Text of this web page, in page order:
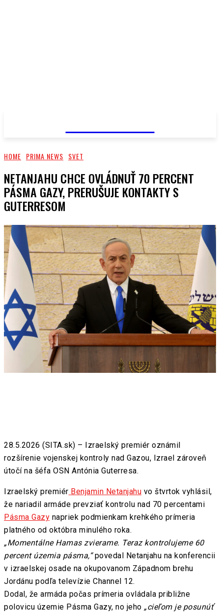
HOME PRIMA NEWS SVET
NETANJAHU CHCE OVLÁDNUŤ 70 PERCENT
PÁSMA GAZY, PRERUŠUJE KONTAKTY S
GUTERRESOM
28.5.2026 (SITA.sk) – Izraelský premiér oznámil
rozšírenie vojenskej kontroly nad Gazou, Izrael zároveň
útočí na šéfa OSN Antónia Guterresa.
Izraelský premiér Benjamin Netanjahu vo štvrtok vyhlásil,
že nariadil armáde prevziať kontrolu nad 70 percentami
Pásma Gazy napriek podmienkam krehkého prímeria
platného od októbra minulého roka.
„Momentálne Hamas zvierame. Teraz kontrolujeme 60
percent územia pásma,“povedal Netanjahu na konferencii
v izraelskej osade na okupovanom Západnom brehu
Jordánu podľa televízie Channel 12.
Dodal, že armáda počas prímeria ovládala približne
polovicu územie Pásma Gazy, no jeho „cieľom je posunúť